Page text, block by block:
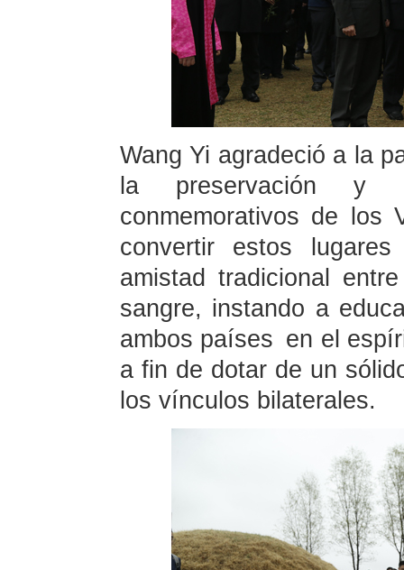
Wang Yi agradeció a la
la preservación y
conmemorativos de los
convertir estos
amistad tradicional
sangre, instando a
ambos países en el
a fin de dotar de un
los vínculos bilaterales.